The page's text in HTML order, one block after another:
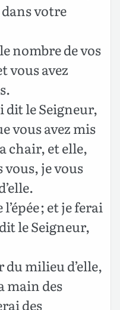
votre
nombre de vos
vous avez
dit le Seigneur,
vous avez mis
chair, et elle,
vous, je vous
; et je ferai
le Seigneur,
milieu d’elle,
main des
des